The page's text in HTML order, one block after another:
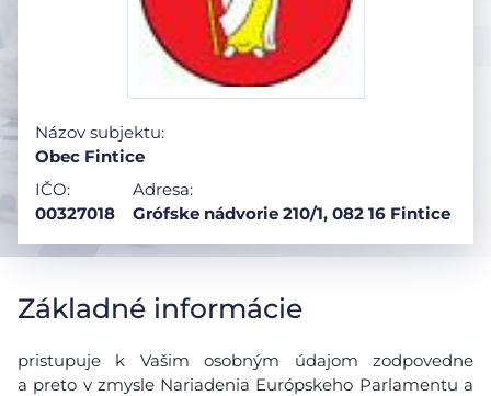
Názov subjektu:
Obec Fintice
IČO:
00327018
Adresa:
Grófske nádvorie 210/1, 082 16 Fintice
Základné informácie
pristupuje k Vašim osobným údajom zodpovedne
a preto v zmysle Nariadenia Európskeho Parlamentu a